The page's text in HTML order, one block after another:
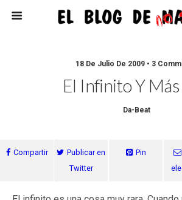
18 De Julio De 2009 • 3
El Infinito Y
Da-Beat
Compartir
Publicar en
Twitter
Pin